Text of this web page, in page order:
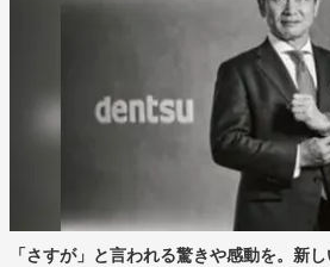
「さすが」と言われる驚きや感動を。新